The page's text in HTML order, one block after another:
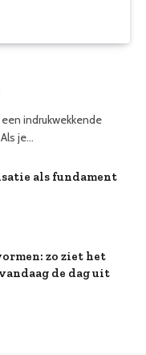
indrukwekkende
je…
als fundament
zo ziet het
de dag uit